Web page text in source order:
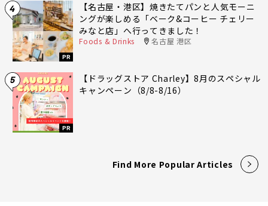
4
PR
【名古屋・港区】焼きたてパンと人気モーニ
ングが楽しめる「ベーク&コーヒー チェリー
みなと店」へ行ってきました！
Foods & Drinks 名古屋 港区
5
PR
【ドラッグストア Charley】8月のスペシャル
キャンペーン（8/8-8/16）
Find More Popular Articles